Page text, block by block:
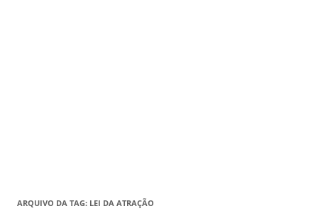
ARQUIVO DA TAG: LEI DA ATRAÇÃO